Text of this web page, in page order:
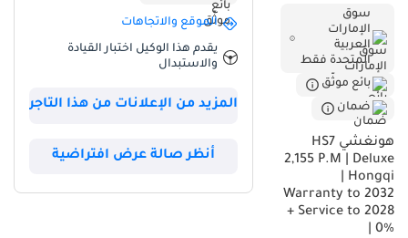
سوق
الإمارات
العربية
المتحدة فقط
بائع موثّق
ضمان
هونغشي HS7
2,155 P.M | Deluxe
| Hongqi
Warranty to 2032
+ Service to 2028
| 0%
الموقع والاتجاهات
يقدم هذا الوكيل اختبار القيادة
والاستبدال
المزيد من الإعلانات من هذا التاجر
أنظر صالة عرض افتراضية